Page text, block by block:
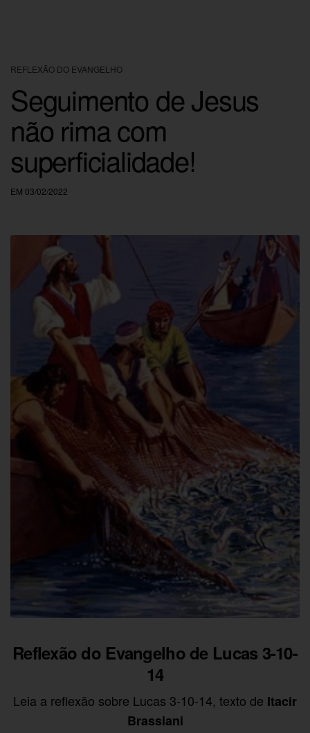
REFLEXÃO DO EVANGELHO
Seguimento de Jesus
não rima com
superficialidade!
EM 03/02/2022
Reflexão do Evangelho de Lucas 3-10-
14
Leia a reflexão sobre Lucas 3-10-14, texto de Itacir
Brassiani